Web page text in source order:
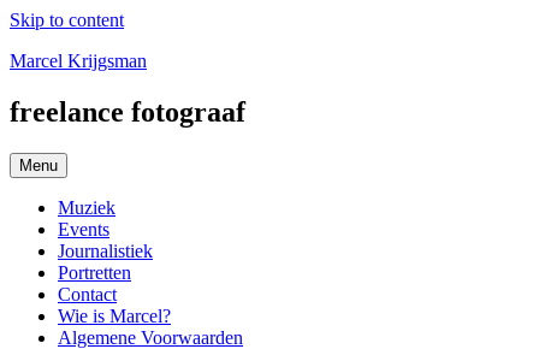
Skip to content
Marcel Krijgsman
freelance fotograaf
Menu
Muziek
Events
Journalistiek
Portretten
Contact
Wie is Marcel?
Algemene Voorwaarden